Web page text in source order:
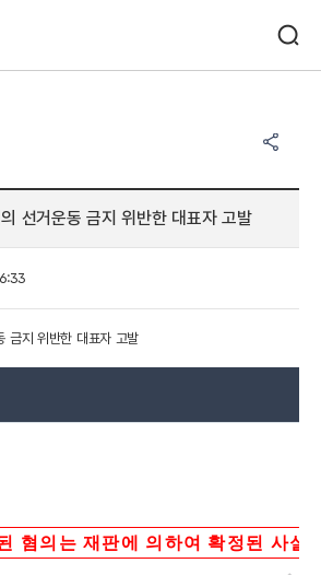
선거운동 금지 위반한 대표자 고발
금지 위반한 대표자 고발